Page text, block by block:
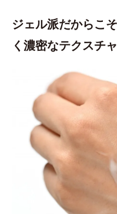
ジェル派だからこ
く濃密なテクスチ